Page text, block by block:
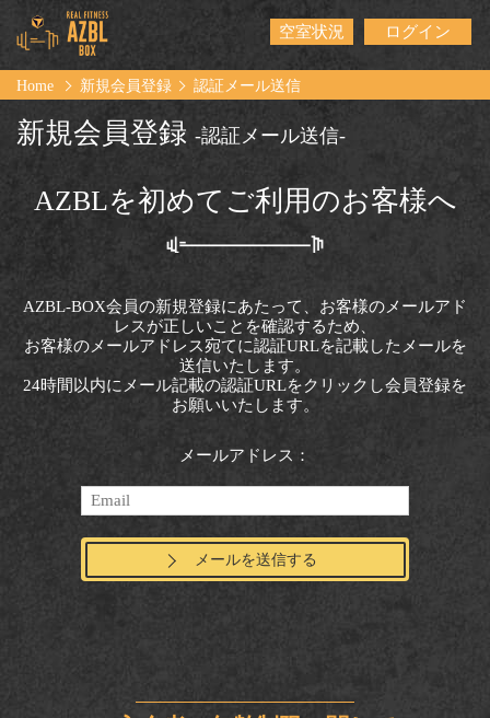
空室状況 ログイン
Home 新規会員登録 認証メール送信
新規会員登録 -認証メール送信-
AZBLを初めてご利用のお客様へ
AZBL-BOX会員の新規登録にあたって、お客様のメールアド
レスが正しいことを確認するため、
お客様のメールアドレス宛てに認証URLを記載したメールを
送信いたします。
24時間以内にメール記載の認証URLをクリックし会員登録を
お願いいたします。
メールアドレス：
メールを送信する